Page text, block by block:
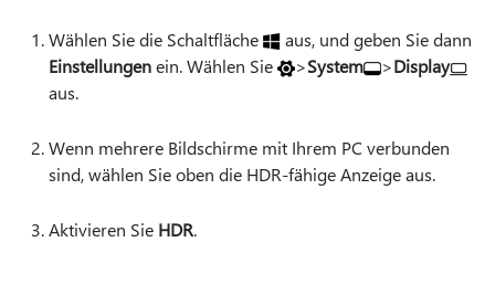
Wählen Sie die Schaltfläche
aus, und geben Sie dann
Einstellungenein.Wählen Sie >System >Display
aus.
Wenn mehrere Bildschirme mit Ihrem PC verbunden
sind, wählen Sie oben die HDR-fähige Anzeige aus.
Aktivieren Sie HDR.